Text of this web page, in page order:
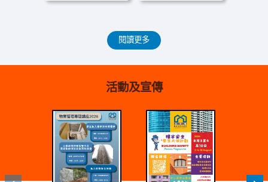
閱讀更多
活動及宣傳